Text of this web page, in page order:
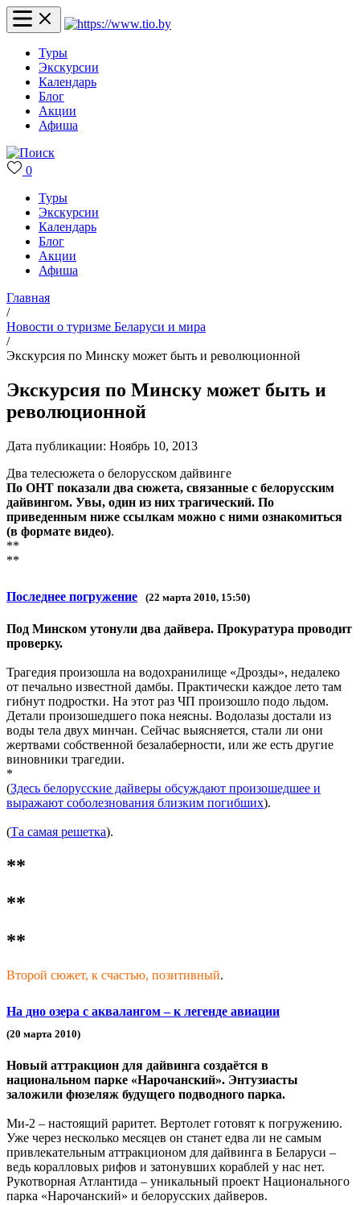
Туры
Экскурсии
Календарь
Блог
Акции
Афиша
0
Туры
Экскурсии
Календарь
Блог
Акции
Афиша
Главная
/
Новости о туризме Беларуси и мира
/
Экскурсия по Минску может быть и революционной
Экскурсия по Минску может быть и
революционной
Дата публикации: Ноябрь 10, 2013
Два телесюжета о белорусском дайвинге
По ОНТ показали два сюжета, связанные с белорусским
дайвингом. Увы, один из них трагический. По
приведенным ниже ссылкам можно с ними ознакомиться
(в формате видео).
**
**
Последнее погружение (22 марта 2010, 15:50)
Под Минском утонули два дайвера. Прокуратура проводит
проверку.
Трагедия произошла на водохранилище «Дрозды», недалеко
от печально известной дамбы. Практически каждое лето там
гибнут подростки. На этот раз ЧП произошло подо льдом.
Детали произошедшего пока неясны. Водолазы достали из
воды тела двух минчан. Сейчас выясняется, стали ли они
жертвами собственной безалаберности, или же есть другие
виновники трагедии.
*
(Здесь белорусские дайверы обсуждают произошедшее и
выражают соболезнования близким погибших).
(Та самая решетка).
**
**
**
Второй сюжет, к счастью, позитивный.
На дно озера с аквалангом – к легенде авиации
(20 марта 2010)
Новый аттракцион для дайвинга создаётся в
национальном парке «Нарочанский». Энтузиасты
заложили фюзеляж будущего подводного парка.
Ми-2 – настоящий раритет. Вертолет готовят к погружению.
Уже через несколько месяцев он станет едва ли не самым
привлекательным аттракционом для дайвинга в Беларуси –
ведь коралловых рифов и затонувших кораблей у нас нет.
Рукотворная Атлантида – уникальный проект Национального
парка «Нарочанский» и белорусских дайверов.